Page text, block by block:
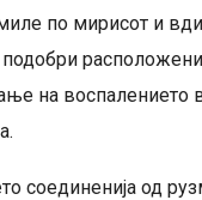
по мирисот и
на воспалението
од